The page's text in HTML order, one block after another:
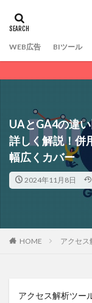
WEB広告 BIツール
UAとGA4の違
詳しく解説！併
幅広くカバー
2024年11月8日
HOME アクセス
アクセス解析ツー
カテゴリー
DSP広告
アフィリエイト
リスティング広
純広告